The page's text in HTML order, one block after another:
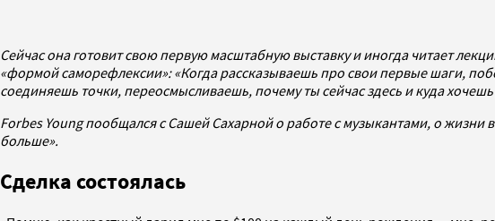
Сейчас она готовит свою первую масштабную выставку и иногда читает
«формой саморефлексии»: «Когда рассказываешь про свои первые шаги,
соединяешь точки, переосмысливаешь, почему ты сейчас здесь и куда
Forbes Young пообщался с Сашей Сахарной о работе с музыкантами, о жизни
больше».
Сделка состоялась